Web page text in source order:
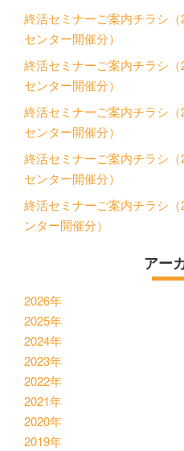
終活セミナーご案内チラシ
センター開催分）
終活セミナーご案内チラシ
センター開催分）
終活セミナーご案内チラシ
センター開催分）
終活セミナーご案内チラシ
センター開催分）
終活セミナーご案内チラシ
ンター開催分）
アー
2026年
2025年
2024年
2023年
2022年
2021年
2020年
2019年